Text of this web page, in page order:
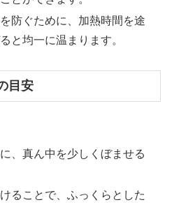
防ぐために、加熱時間を途
と均一に温まります。
目安
、真ん中を少しくぼませる
ることで、ふっくらとした